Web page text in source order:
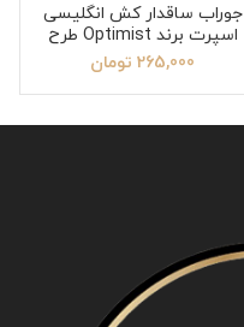
جوراب ساقدار کش انگلیسی
اسپرت برند Optimist طرح
نایک
265,000 تومان